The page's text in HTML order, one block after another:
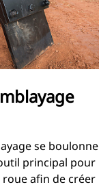
se boulonne
principal pour
afin de créer